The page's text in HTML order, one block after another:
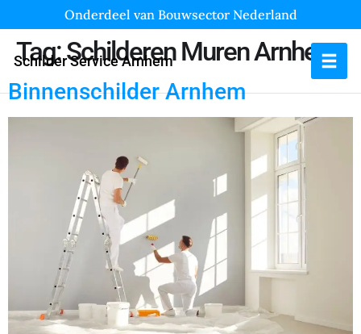
Onderdeel van Bouwsector Nederland
Schilder Service Arnhem
Tag:Schilderen Muren Arnhem
Binnenschilder Arnhem